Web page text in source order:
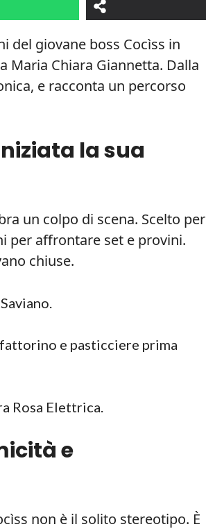
del giovane boss Cocìss in
Maria Chiara Giannetta. Dalla
e racconta un percorso
la sua
un colpo di scena. Scelto per
per affrontare set e provini.
chiuse.
e pasticciere prima
Rosa Elettrica.
e
non è il solito stereotipo. È